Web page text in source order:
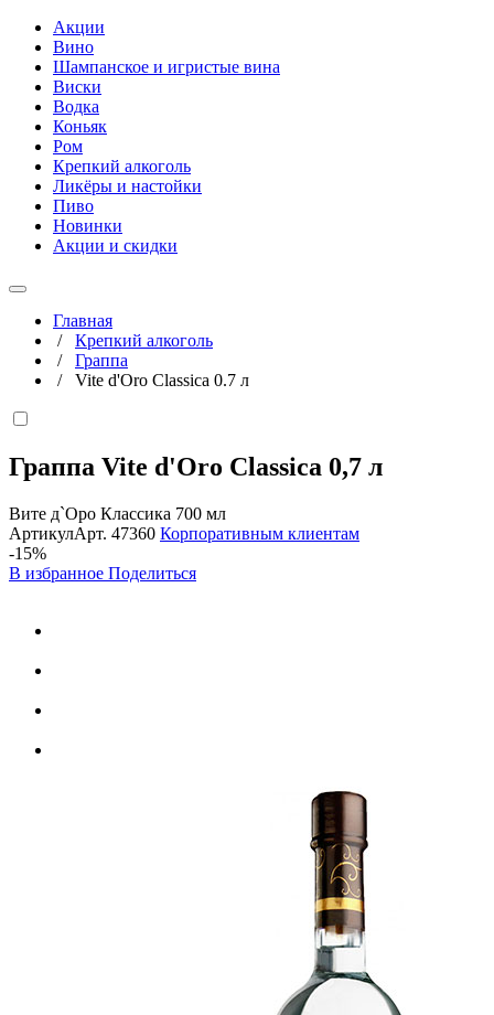
Акции
Вино
Шампанское и игристые вина
Виски
Водка
Коньяк
Ром
Крепкий алкоголь
Ликёры и настойки
Пиво
Новинки
Акции и скидки
Главная
/ Крепкий алкоголь
/ Граппа
/ Vite d'Oro Classica 0.7 л
Граппа Vite d'Oro Classica 0,7 л
Вите д`Оро Классика 700 мл
АртикулАрт. 47360 Корпоративным клиентам
-15%
В избранное Поделиться